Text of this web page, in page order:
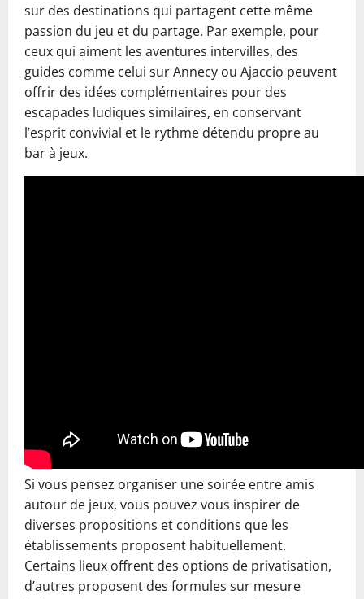
sur des destinations qui partagent cette même
passion du jeu et du partage. Par exemple, pour
ceux qui aiment les aventures intervilles, des
guides comme celui sur Annecy ou Ajaccio peuvent
offrir des idées complémentaires pour des
escapades ludiques similaires, en conservant
l’esprit convivial et le rythme détendu propre au
bar à jeux.
Si vous pensez organiser une soirée entre amis
autour de jeux, vous pouvez vous inspirer de
diverses propositions et conditions que les
établissements proposent habituellement.
Certains lieux offrent des options de privatisation,
d’autres proposent des formules sur mesure